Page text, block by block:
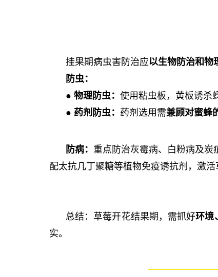
挂果期病虫害防治应以生物防治和物
防虫：
● 物理防虫： 使用粘虫板，黄板诱杀
● 药剂防虫： 药剂选用需兼顾对蜜蜂
防病： 重点防治灰霉病、白粉病及炭
配太抗几丁聚糖等植物免疫诱抗剂，激
总结：草莓开花结果期，需抓好环境
实。